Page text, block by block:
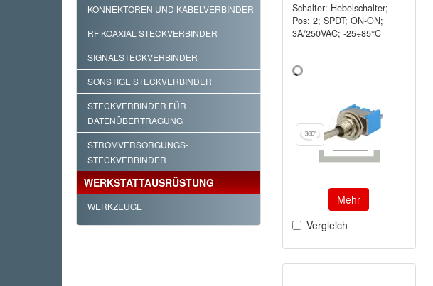
KONNEKTOREN UND KABELVERBINDER
RF KOAXIAL STECKVERBINDER
SIGNALSTECKVERBINDER
SONSTIGE STECKVERBINDER
STECKVERBINDER FÜR
DATENÜBERTRAGUNG
STROMVERSORGUNGS-
STECKVERBINDER
WERKSTATTAUSRÜSTUNG
WERKZEUGE
Schalter: Hebelschalter;
Pos: 2; SPDT; ON-ON;
3A/250VAC; -25÷85°C
Mehr
Vergleich